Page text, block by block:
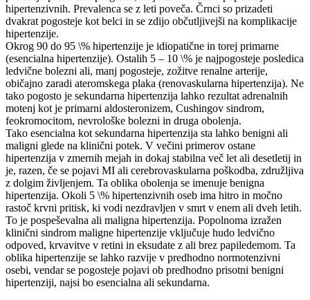
hipertenzivnih. Prevalenca se z leti poveča. Črnci so prizadeti
dvakrat pogosteje kot belci in se zdijo občutljivejši na komplikacije
hipertenzije.
Okrog 90 do 95 \% hipertenzije je idiopatične in torej primarne
(esencialna hipertenzije). Ostalih 5 – 10 \% je najpogosteje posledica
ledvične bolezni ali, manj pogosteje, zožitve renalne arterije,
običajno zaradi ateromskega plaka (renovaskularna hipertenzija). Ne
tako pogosto je sekundarna hipertenzija lahko rezultat adrenalnih
motenj kot je primarni aldosteronizem, Cushingov sindrom,
feokromocitom, nevrološke bolezni in druga obolenja.
Tako esencialna kot sekundarna hipertenzija sta lahko benigni ali
maligni glede na klinični potek. V večini primerov ostane
hipertenzija v zmernih mejah in dokaj stabilna več let ali desetletij in
je, razen, če se pojavi MI ali cerebrovaskularna poškodba, združljiva
z dolgim življenjem. Ta oblika obolenja se imenuje benigna
hipertenzija. Okoli 5 \% hipertenzivnih oseb ima hitro in močno
rastoč krvni pritisk, ki vodi nezdravljen v smrt v enem ali dveh letih.
To je pospeševalna ali maligna hipertenzija. Popolnoma izražen
klinični sindrom maligne hipertenzije vključuje hudo ledvično
odpoved, krvavitve v retini in eksudate z ali brez papiledemom. Ta
oblika hipertenzije se lahko razvije v predhodno normotenzivni
osebi, vendar se pogosteje pojavi ob predhodno prisotni benigni
hipertenziji, najsi bo esencialna ali sekundarna.